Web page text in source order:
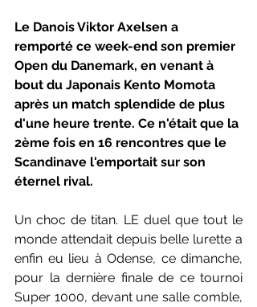
Le Danois Viktor Axelsen a
remporté ce week-end son premier
Open du Danemark, en venant à
bout du Japonais Kento Momota
après un match splendide de plus
d'une heure trente. Ce n'était que la
2ème fois en 16 rencontres que le
Scandinave l'emportait sur son
éternel rival.
Un choc de titan. LE duel que tout le
monde attendait depuis belle lurette a
enfin eu lieu à Odense, ce dimanche,
pour la dernière finale de ce tournoi
Super 1000, devant une salle comble,